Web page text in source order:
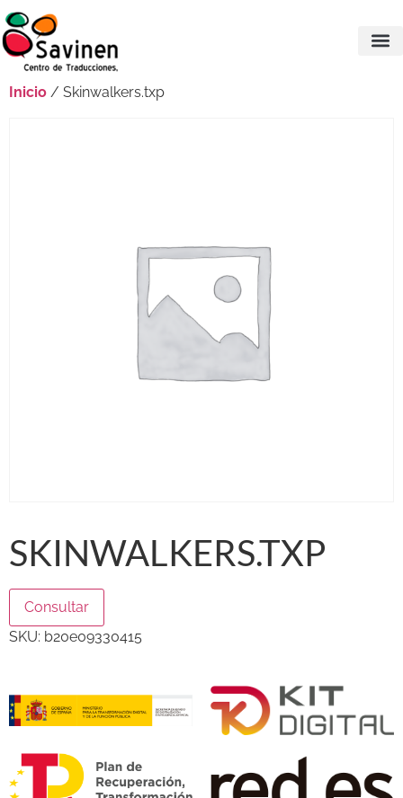
Inicio / Skinwalkers.txp
SKINWALKERS.TXP
Consultar
SKU: b20e09330415